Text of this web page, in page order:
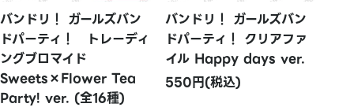
バンドリ！ ガールズバン
ドパーティ！ トレーディ
ングブロマイド
Sweets×Flower Tea
Party! ver. (全16種)
バンドリ！ ガールズバン
ドパーティ！ クリアファ
イル Happy days ver.
550円(税込)